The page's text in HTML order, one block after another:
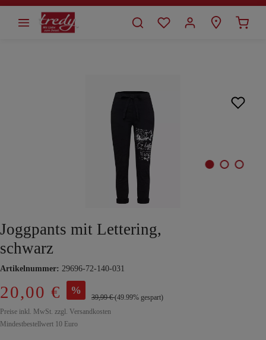
springen
Joggpants mit Lettering,
schwarz
Artikelnummer: 29696-72-140-031
20,00 € %
39,99 €(49.99% gespart)
Preise inkl. MwSt. zzgl. Versandkosten
Mindestbestellwert 10 Euro